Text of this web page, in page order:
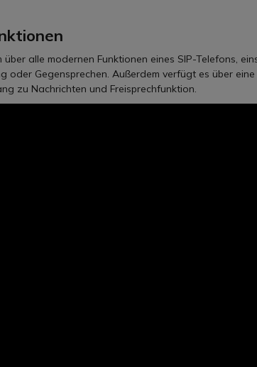
alle modernen Funktionen eines SIP-Telefons,
oder Gegensprechen. Außerdem verfügt es über
zu Nachrichten und Freisprechfunktion.